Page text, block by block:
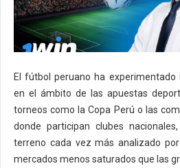
El fútbol peruano ha experimentado
en el ámbito de las apuestas
torneos como la Copa Perú o las
donde participan clubes
terreno cada vez más analizado
mercados menos saturados que las